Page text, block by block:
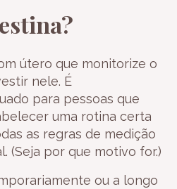
útero que monitorize o
nele. É
para pessoas que
uma rotina certa
as regras de medição
(Seja por que motivo for.)
ou a longo